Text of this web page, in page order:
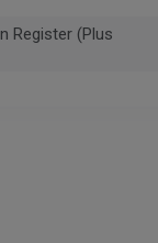
Register (Plus